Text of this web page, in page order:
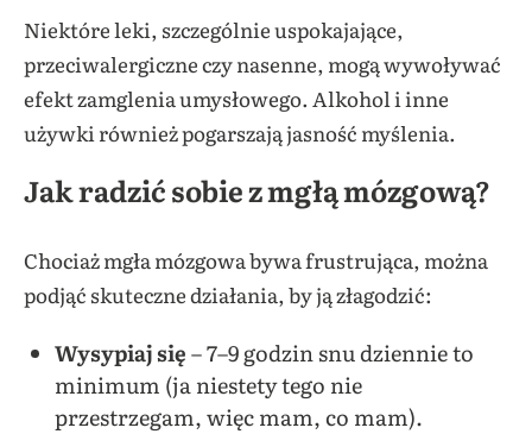
Niektóre leki, szczególnie uspokajające,
przeciwalergiczne czy nasenne, mogą wywoływać
efekt zamglenia umysłowego. Alkohol i inne
używki również pogarszają jasność myślenia.
Jak radzić sobie z mgłą mózgową?
Chociaż mgła mózgowa bywa frustrująca, można
podjąć skuteczne działania, by ją złagodzić:
Wysypiaj się– 7–9 godzin snu dziennie to
minimum (ja niestety tego nie
przestrzegam, więc mam, co mam).